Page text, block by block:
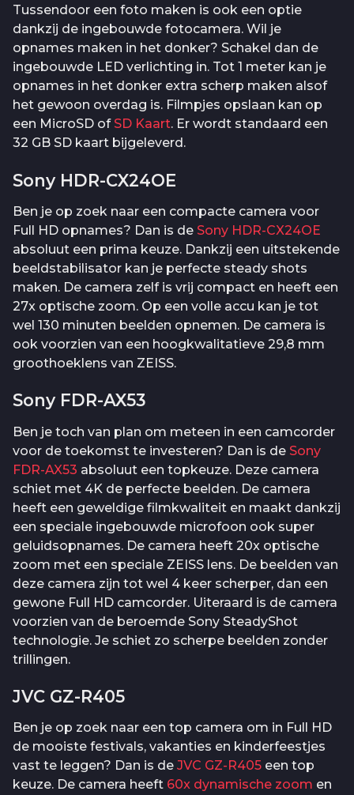
Tussendoor een foto maken is ook een optie
dankzij de ingebouwde fotocamera. Wil je
opnames maken in het donker? Schakel dan de
ingebouwde LED verlichting in. Tot 1 meter kan je
opnames in het donker extra scherp maken alsof
het gewoon overdag is. Filmpjes opslaan kan op
een MicroSD of SD Kaart. Er wordt standaard een
32 GB SD kaart bijgeleverd.
Sony HDR-CX24OE
Ben je op zoek naar een compacte camera voor
Full HD opnames? Dan is de Sony HDR-CX24OE
absoluut een prima keuze. Dankzij een uitstekende
beeldstabilisator kan je perfecte steady shots
maken. De camera zelf is vrij compact en heeft een
27x optische zoom. Op een volle accu kan je tot
wel 130 minuten beelden opnemen. De camera is
ook voorzien van een hoogkwalitatieve 29,8 mm
groothoeklens van ZEISS.
Sony FDR-AX53
Ben je toch van plan om meteen in een camcorder
voor de toekomst te investeren? Dan is de Sony
FDR-AX53 absoluut een topkeuze. Deze camera
schiet met 4K de perfecte beelden. De camera
heeft een geweldige filmkwaliteit en maakt dankzij
een speciale ingebouwde microfoon ook super
geluidsopnames. De camera heeft 20x optische
zoom met een speciale ZEISS lens. De beelden van
deze camera zijn tot wel 4 keer scherper, dan een
gewone Full HD camcorder. Uiteraard is de camera
voorzien van de beroemde Sony SteadyShot
technologie. Je schiet zo scherpe beelden zonder
trillingen.
JVC GZ-R405
Ben je op zoek naar een top camera om in Full HD
de mooiste festivals, vakanties en kinderfeestjes
vast te leggen? Dan is de JVC GZ-R405 een top
keuze. De camera heeft 60x dynamische zoom en